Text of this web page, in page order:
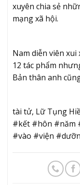
xuyên chia sẻ
mạng xã hội.
Nam diễn viên xui
12 tác phẩm
Bản thân anh
tài tử, Lữ Tụng
#kết #hôn #năm
#vào #viện